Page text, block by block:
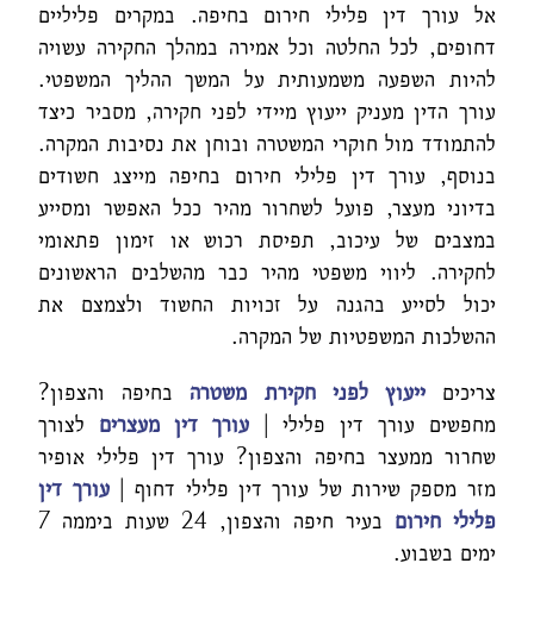
אל עורך דין פלילי חירום בחיפה. במקרים פליליים
דחופים, לכל החלטה וכל אמירה במהלך החקירה עשויה
להיות השפעה משמעותית על המשך ההליך המשפטי.
עורך הדין מעניק ייעוץ מיידי לפני חקירה, מסביר כיצד
להתמודד מול חוקרי המשטרה ובוחן את נסיבות המקרה.
בנוסף, עורך דין פלילי חירום בחיפה מייצג חשודים
בדיוני מעצר, פועל לשחרור מהיר ככל האפשר ומסייע
במצבים של עיכוב, תפיסת רכוש או זימון פתאומי
לחקירה. ליווי משפטי מהיר כבר מהשלבים הראשונים
יכול לסייע בהגנה על זכויות החשוד ולצמצם את
ההשלכות המשפטיות של המקרה.
צריכיםייעוץ לפני חקירת משטרהבחיפה והצפון?
מחפשים עורך דין פלילי |עורך דין מעצרים לצורך
שחרור ממעצר בחיפה והצפון? עורך דין פלילי אופיר
מזר מספק שירות של עורך דין פלילי דחוף |עורך דין
פלילי חירום
בעיר חיפה והצפון, 24 שעות ביממה 7
ימים בשבוע.